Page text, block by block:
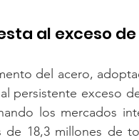
al exceso
del acero,
persistente exceso
los mercados
de 18,3 millones de